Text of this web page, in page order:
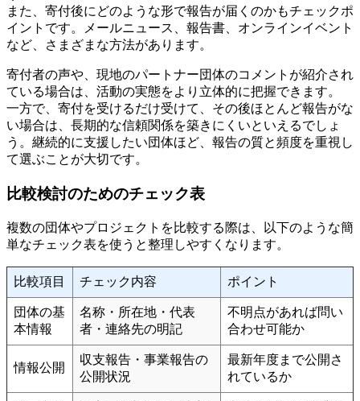
また、寄付後にどのような形で報告が届くのかもチェックポ
イントです。メールニュース、報告書、オンラインイベント
など、さまざまな方法があります。
寄付者の声や、現地のパートナー団体のコメントが紹介され
ている場合は、活動の実態をより立体的に把握できます。
一方で、寄付を受けるだけ受けて、その後ほとんど報告がな
い場合は、長期的な信頼関係を築きにくいといえるでしょ
う。継続的に支援したい団体ほど、報告の質と頻度を重視し
て選ぶことが大切です。
比較検討のためのチェック表
複数の団体やプロジェクトを比較する際は、以下のような簡
単なチェック表を使うと整理しやすくなります。
比較項目 チェック内容 ポイント
団体の基
本情報
名称・所在地・代表
者・連絡先の明記
不明点があれば問い
合わせ可能か
情報公開
収支報告・事業報告の
公開状況
最新年度まで公開さ
れているか